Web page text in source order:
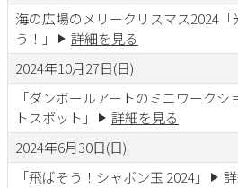
海の広場のメリークリスマス2024
う！」
詳細を見る
2024年10月27日(日)
「ダンボールアートのミニワーク
トスポット」
詳細を見る
2024年6月30日(日)
「飛ばそう！シャボン玉 2024」